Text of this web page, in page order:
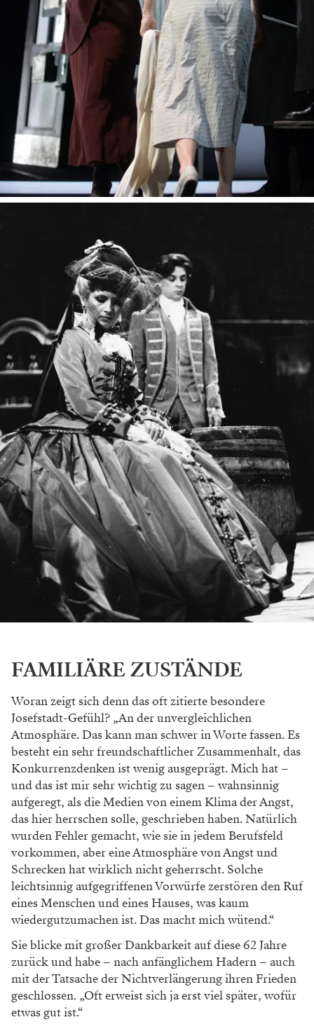
FAMILIÄRE ZUSTÄNDE
Woran zeigt sich denn das oft zitierte besondere
Josefstadt-Gefühl? „Ander unvergleichlichen
Atmosphäre. Das kannman schwer in Worte fassen. Es
besteht ein sehr freundschaftlicher Zusammenhalt, das
Konkurrenzdenken ist wenig ausgeprägt. Michhat –
und das ist mir sehr wichtig zu sagen – wahnsinnig
aufgeregt, als die Medien voneinem Klima der Angst,
das hier herrschen solle, geschrieben haben. Natürlich
wurdenFehler gemacht, wie sie in jedem Berufsfeld
vorkommen, aber eine Atmosphäre von Angstund
Schrecken hat wirklich nicht geherrscht. Solche
leichtsinnig aufgegriffenen Vorwürfezerstören den Ruf
eines Menschen und einesHauses, was kaum
wiedergutzumachen ist. Dasmacht mich wütend.“
Sie blicke mit großer Dankbarkeit auf diese62 Jahre
zurück und habe – nach anfänglichemHadern – auch
mit der Tatsache der Nichtverlängerung ihren Frieden
geschlossen. „Ofterweist sich ja erst viel später, wofür
etwas gut ist.“